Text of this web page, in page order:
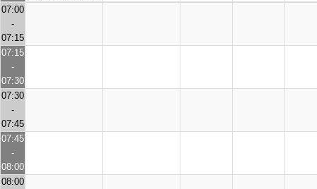
07:00
-
07:15
07:15
-
07:30
07:30
-
07:45
07:45
-
08:00
08:00